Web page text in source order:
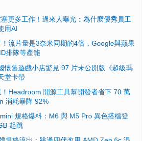
更多工作！過來人曝光：為什麼優秀員工
用AI
流片量是3奈米同期的4倍，Google與蘋果
排隊等產能
懷舊遊戲小店驚見 97 片未公開版《超級瑪
堂卡帶
Headroom 開源工具幫開發者省下 70 萬
消耗暴降 92%
規格爆料：M6 與 M5 Pro 異色搭檔登
起跳